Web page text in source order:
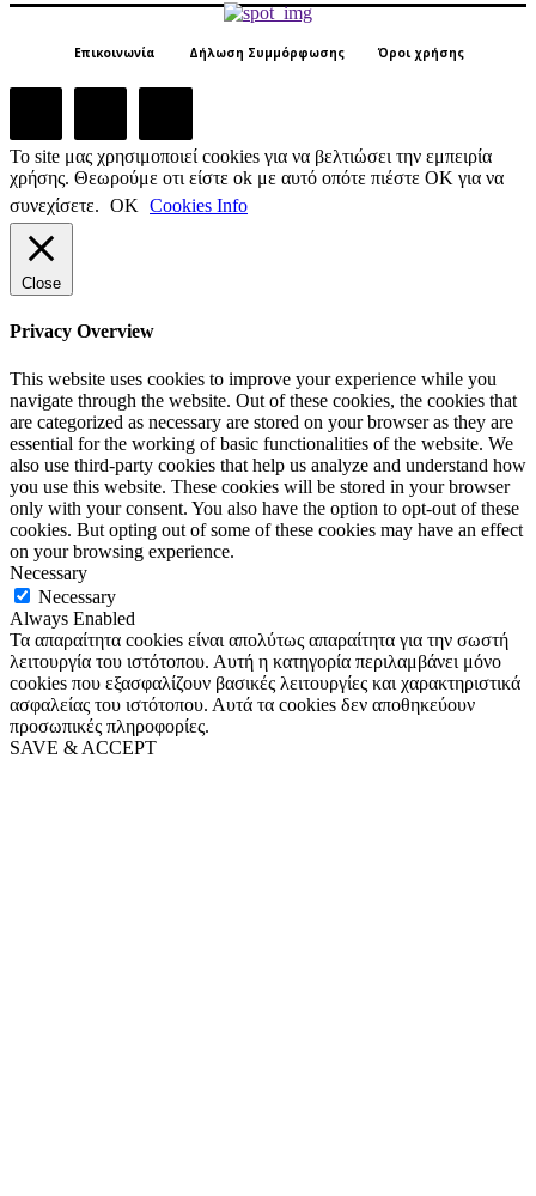
Επικοινωνία Δήλωση Συμμόρφωσης Όροι χρήσης
Το site μας χρησιμοποιεί cookies για να βελτιώσει την εμπειρία
χρήσης. Θεωρούμε οτι είστε ok με αυτό οπότε πιέστε ΟΚ για να
συνεχίσετε. ΟΚ Cookies Info
Close
Privacy Overview
This website uses cookies to improve your experience while you
navigate through the website. Out of these cookies, the cookies that
are categorized as necessary are stored on your browser as they are
essential for the working of basic functionalities of the website. We
also use third-party cookies that help us analyze and understand how
you use this website. These cookies will be stored in your browser
only with your consent. You also have the option to opt-out of these
cookies. But opting out of some of these cookies may have an effect
on your browsing experience.
Necessary
Necessary
Always Enabled
Τα απαραίτητα cookies είναι απολύτως απαραίτητα για την σωστή
λειτουργία του ιστότοπου. Αυτή η κατηγορία περιλαμβάνει μόνο
cookies που εξασφαλίζουν βασικές λειτουργίες και χαρακτηριστικά
ασφαλείας του ιστότοπου. Αυτά τα cookies δεν αποθηκεύουν
προσωπικές πληροφορίες.
SAVE & ACCEPT